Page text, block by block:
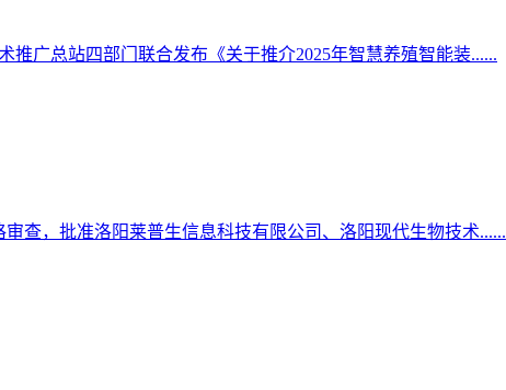
广总站四部门联合发布《关于推介2025年智慧养殖智能装......
查，批准洛阳莱普生信息科技有限公司、洛阳现代生物技术......